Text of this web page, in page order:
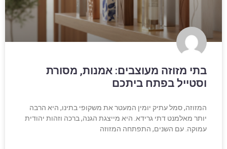
בתי מזוזה מעוצבים: אמנות, מסורת
וסטייל בפתח ביתכם
המזוזה, סמל עתיק יומין המעטר את משקופי בתינו, היא הרבה
יותר מאלמנט דתי גרידא. היא מייצגת הגנה, ברכה וזהות יהודית
עמוקה. עם השנים, התפתחה המזוזה